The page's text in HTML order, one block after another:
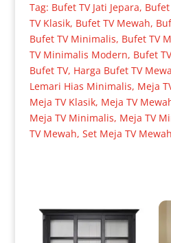
Tag: Bufet TV Jati Jepara,
TV Klasik, Bufet TV Mewah,
Bufet TV Minimalis, Bufet TV
TV Minimalis Modern, Bufet
Bufet TV, Harga Bufet TV
Lemari Hias Minimalis, Meja
Meja TV Klasik, Meja TV
Meja TV Minimalis, Meja TV
TV Mewah, Set Meja TV Mewah